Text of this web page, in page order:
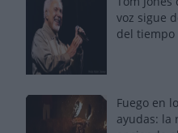
voz sigue
del tiempo
Fuego en
ayudas: la